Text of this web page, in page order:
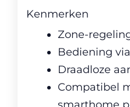
Kenmerken
Zone-
Bediening
Draadloze
Compatibel